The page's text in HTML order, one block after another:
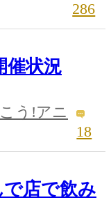
286
催状況
う!アニ
18
で店で飲み